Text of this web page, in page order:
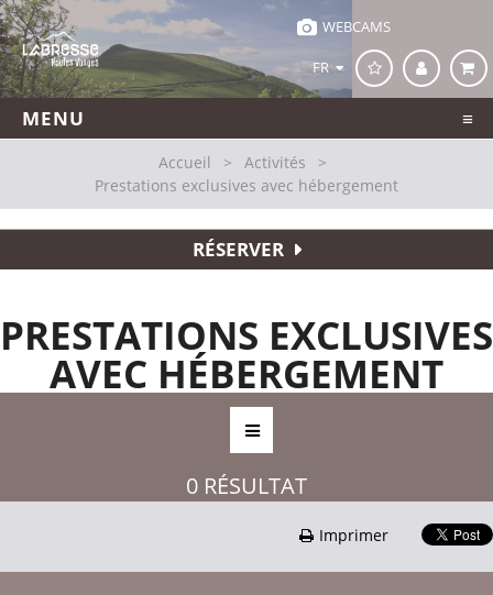
WEBCAMS
FR
MENU
Accueil > Activités
>
Prestations exclusives avec hébergement
RÉSERVER
PRESTATIONS EXCLUSIVES
AVEC HÉBERGEMENT
0 RÉSULTAT
Imprimer